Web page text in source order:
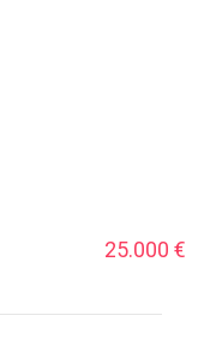
25.000 €